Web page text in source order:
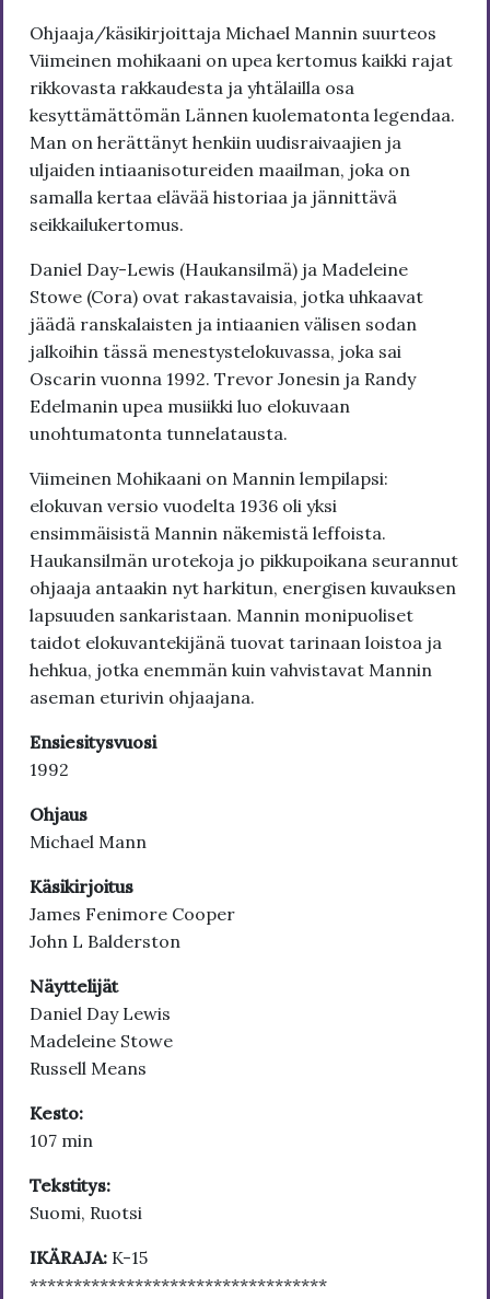
Ohjaaja/käsikirjoittaja Michael Mannin suurteos
Viimeinen mohikaani on upea kertomus kaikki rajat
rikkovasta rakkaudesta ja yhtälailla osa
kesyttämättömän Lännen kuolematonta legendaa.
Man on herättänyt henkiin uudisraivaajien ja
uljaiden intiaanisotureiden maailman, joka on
samalla kertaa elävää historiaa ja jännittävä
seikkailukertomus.
Daniel Day-Lewis (Haukansilmä) ja Madeleine
Stowe (Cora) ovat rakastavaisia, jotka uhkaavat
jäädä ranskalaisten ja intiaanien välisen sodan
jalkoihin tässä menestystelokuvassa, joka sai
Oscarin vuonna 1992. Trevor Jonesin ja Randy
Edelmanin upea musiikki luo elokuvaan
unohtumatonta tunnelatausta.
Viimeinen Mohikaani on Mannin lempilapsi:
elokuvan versio vuodelta 1936 oli yksi
ensimmäisistä Mannin näkemistä leffoista.
Haukansilmän urotekoja jo pikkupoikana seurannut
ohjaaja antaakin nyt harkitun, energisen kuvauksen
lapsuuden sankaristaan. Mannin monipuoliset
taidot elokuvantekijänä tuovat tarinaan loistoa ja
hehkua, jotka enemmän kuin vahvistavat Mannin
aseman eturivin ohjaajana.
Ensiesitysvuosi
1992
Ohjaus
Michael Mann
Käsikirjoitus
James Fenimore Cooper
John L Balderston
Näyttelijät
Daniel Day Lewis
Madeleine Stowe
Russell Means
Kesto:
107 min
Tekstitys:
Suomi, Ruotsi
IKÄRAJA: K-15
**********************************